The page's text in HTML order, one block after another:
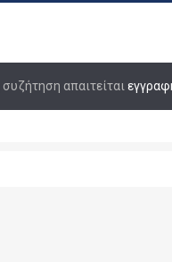
απαιτείται